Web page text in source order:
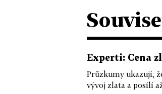
Experti: Cena
Průzkumy ukazují,
vývoj zlata a posílí